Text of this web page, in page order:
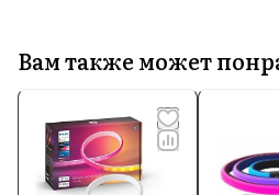
Вам также может